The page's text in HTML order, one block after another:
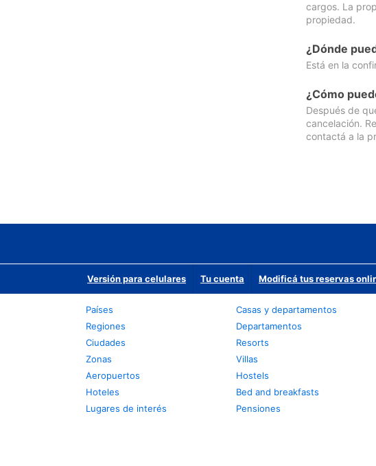
cargos. La
propiedad.
¿Dónde
Está en la
¿Cómo
Después de
cancelación.
contactá a la
Versión para celulares Tu cuenta Modificá tus reservas
Países
Regiones
Ciudades
Zonas
Aeropuertos
Hoteles
Lugares de interés
Casas y departamentos
Departamentos
Resorts
Villas
Hostels
Bed and breakfasts
Pensiones